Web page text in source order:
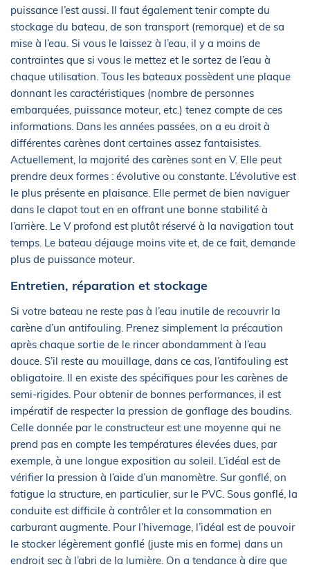
puissance l’est aussi. Il faut également tenir compte du
stockage du bateau, de son transport (remorque) et de sa
mise à l’eau. Si vous le laissez à l’eau, il y a moins de
contraintes que si vous le mettez et le sortez de l’eau à
chaque utilisation. Tous les bateaux possèdent une plaque
donnant les caractéristiques (nombre de personnes
embarquées, puissance moteur, etc.) tenez compte de ces
informations. Dans les années passées, on a eu droit à
différentes carènes dont certaines assez fantaisistes.
Actuellement, la majorité des carènes sont en V. Elle peut
prendre deux formes : évolutive ou constante. L’évolutive est
le plus présente en plaisance. Elle permet de bien naviguer
dans le clapot tout en en offrant une bonne stabilité à
l’arrière. Le V profond est plutôt réservé à la navigation tout
temps. Le bateau déjauge moins vite et, de ce fait, demande
plus de puissance moteur.
Entretien, réparation et stockage
Si votre bateau ne reste pas à l’eau inutile de recouvrir la
carène d’un antifouling. Prenez simplement la précaution
après chaque sortie de le rincer abondamment à l’eau
douce. S’il reste au mouillage, dans ce cas, l’antifouling est
obligatoire. Il en existe des spécifiques pour les carènes de
semi-rigides. Pour obtenir de bonnes performances, il est
impératif de respecter la pression de gonflage des boudins.
Celle donnée par le constructeur est une moyenne qui ne
prend pas en compte les températures élevées dues, par
exemple, à une longue exposition au soleil. L’idéal est de
vérifier la pression à l’aide d’un manomètre. Sur gonflé, on
fatigue la structure, en particulier, sur le PVC. Sous gonflé, la
conduite est difficile à contrôler et la consommation en
carburant augmente. Pour l’hivernage, l’idéal est de pouvoir
le stocker légèrement gonflé (juste mis en forme) dans un
endroit sec à l’abri de la lumière. On a tendance à dire que